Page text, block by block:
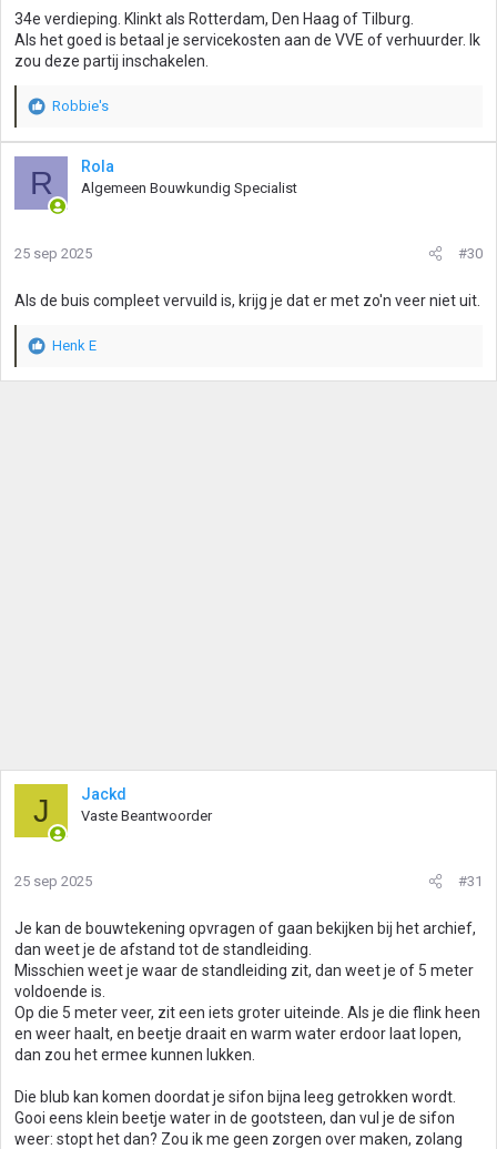
34e verdieping. Klinkt als Rotterdam, Den Haag of Tilburg.
Als het goed is betaal je servicekosten aan de VVE of verhuurder. Ik
zou deze partij inschakelen.
W
a
d
e
i
g
:
Robbie's
R Rola
Algemeen Bouwkundig Specialist
25 sep 2025 #30
Als de buis compleet vervuild is, krijg je dat er met zo'n veer niet uit.
W
Henk E
J Jackd
Vaste Beantwoorder
25 sep 2025 #31
Je kan de bouwtekening opvragen of gaan bekijken bij het archief,
dan weet je de afstand tot de standleiding.
Misschien weet je waar de standleiding zit, dan weet je of 5 meter
voldoende is.
Op die 5 meter veer, zit een iets groter uiteinde. Als je die flink heen
en weer haalt, en beetje draait en warm water erdoor laat lopen,
dan zou het ermee kunnen lukken.
Die blub kan komen doordat je sifon bijna leeg getrokken wordt.
Gooi eens klein beetje water in de gootsteen, dan vul je de sifon
weer: stopt het dan? Zou ik me geen zorgen over maken, zolang